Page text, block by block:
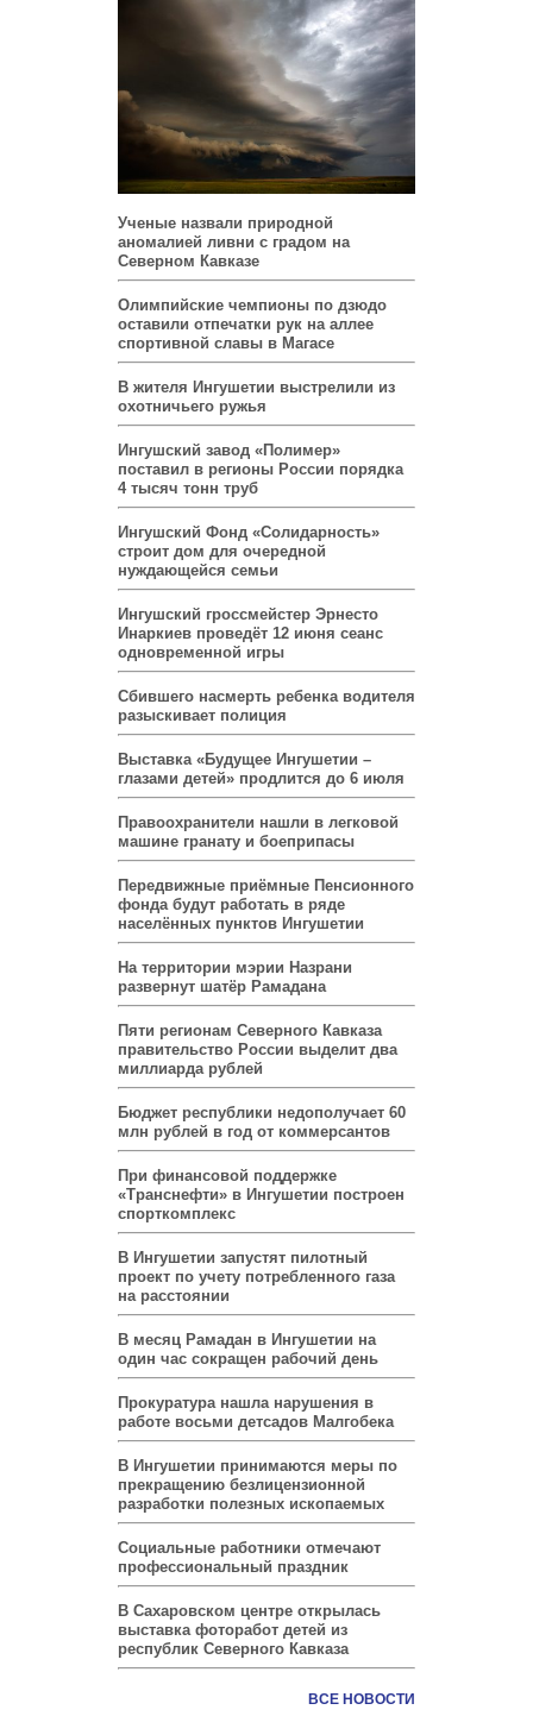
Ученые назвали природной
аномалией ливни с градом на
Северном Кавказе
Олимпийские чемпионы по дзюдо
оставили отпечатки рук на аллее
спортивной славы в Магасе
В жителя Ингушетии выстрелили из
охотничьего ружья
Ингушский завод «Полимер»
поставил в регионы России порядка
4 тысяч тонн труб
Ингушский Фонд «Солидарность»
строит дом для очередной
нуждающейся семьи
Ингушский гроссмейстер Эрнесто
Инаркиев проведёт 12 июня сеанс
одновременной игры
Сбившего насмерть ребенка водителя
разыскивает полиция
Выставка «Будущее Ингушетии –
глазами детей» продлится до 6 июля
Правоохранители нашли в легковой
машине гранату и боеприпасы
Передвижные приёмные Пенсионного
фонда будут работать в ряде
населённых пунктов Ингушетии
На территории мэрии Назрани
развернут шатёр Рамадана
Пяти регионам Северного Кавказа
правительство России выделит два
миллиарда рублей
Бюджет республики недополучает 60
млн рублей в год от коммерсантов
При финансовой поддержке
«Транснефти» в Ингушетии построен
спорткомплекс
В Ингушетии запустят пилотный
проект по учету потребленного газа
на расстоянии
В месяц Рамадан в Ингушетии на
один час сокращен рабочий день
Прокуратура нашла нарушения в
работе восьми детсадов Малгобека
В Ингушетии принимаются меры по
прекращению безлицензионной
разработки полезных ископаемых
Социальные работники отмечают
профессиональный праздник
В Сахаровском центре открылась
выставка фоторабот детей из
республик Северного Кавказа
ВСЕ НОВОСТИ